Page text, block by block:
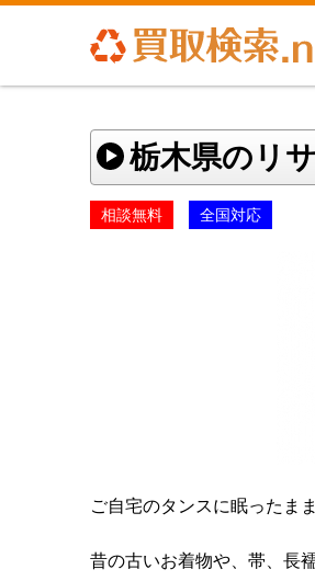
栃木県のリ
相談無料 全国対応
ご自宅のタンスに眠ったま
昔の古いお着物や、帯、長